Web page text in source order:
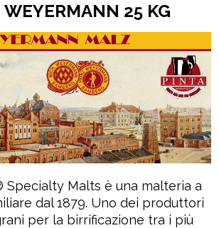
WEYERMANN 25 KG
Specialty Malts è una malteria a
dal 1879. Uno dei produttori
per la birrificazione tra i più